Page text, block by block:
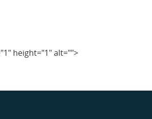
height="1" alt="">